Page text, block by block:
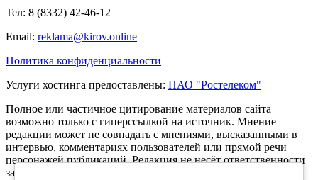
Тел: 8 (8332) 42-46-12
Email: reklama@kirov.online
Политика конфиденциальности
Услуги хостинга предоставлены: ПАО "Ростелеком"
Полное или частичное цитирование материалов сайта
возможно только с гиперссылкой на источник. Мнение
редакции может не совпадать с мнениями, высказанными в
интервью, комментариях пользователей или прямой речи
персонажей публикаций. Редакция не несёт ответственности
за текст комментариев читателей.